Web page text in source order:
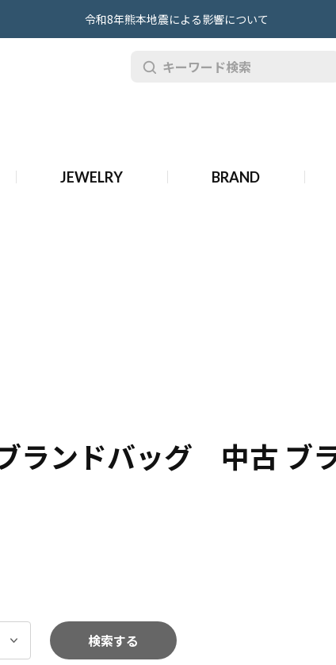
令和8年熊本地震による影響について
JEWELRY BRAND
ランドバッグ 中古 ブ
検索する